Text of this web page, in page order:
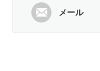
メール